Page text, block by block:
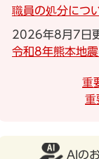
職員の処分につ
2026年8月7日
令和8年熊本地
重
重
AIの